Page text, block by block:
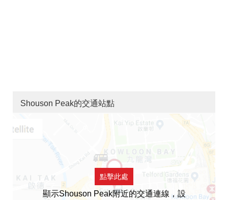
Shouson Peak的交通站點
點擊此處
顯示Shouson Peak附近的交通連線，設